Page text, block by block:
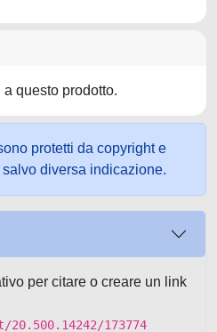
questo prodotto.
protetti da copyright e
diversa indicazione.
per citare o creare un link
173774